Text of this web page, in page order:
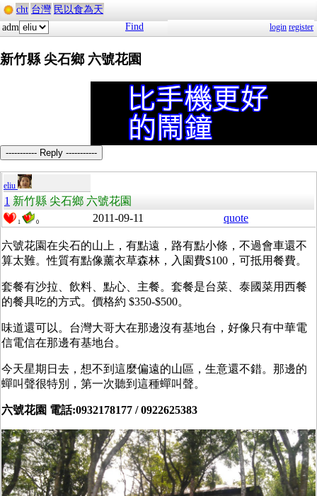
cht 台灣 民以食為天
adm
Find login register
新竹縣 尖石鄉 六號花園
----------- Reply -----------
eliu
1 新竹縣 尖石鄉 六號花園
1 0 2011-09-11 quote
六號花園在尖石的山上，有點遠，路有點小條，不過會車還不
算太難。性質有點像薰衣草森林，入園費$100，可抵用餐費。
套餐有沙拉、飲料、點心、主餐。套餐是台菜、泰國菜用西餐
的餐具吃的方式。價格約 $350-$500。
味道還可以。台灣大哥大在那邊沒有基地台，好像只有中華電
信電信在那邊有基地台。
今天星期日去，想不到這麼偏遠的山區，生意還不錯。那邊的
蟬叫聲很特別，第一次聽到這種蟬叫聲。
六號花園 電話:0932178177 / 0922625383